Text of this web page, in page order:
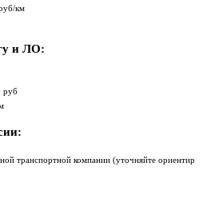
км
и ЛО:
руб
транспортной компании (уточняйте ориентир